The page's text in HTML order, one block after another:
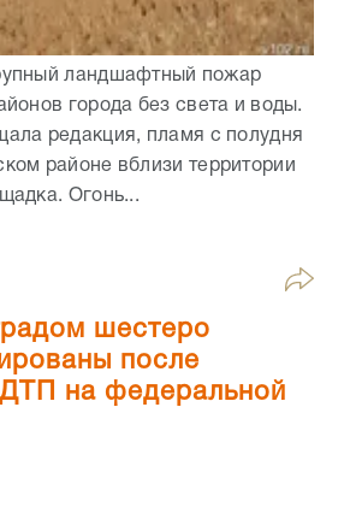
ландшафтный пожар
города без света и воды.
редакция, пламя с полудня
районе вблизи территории
Огонь...
шестеро
после
на федеральной